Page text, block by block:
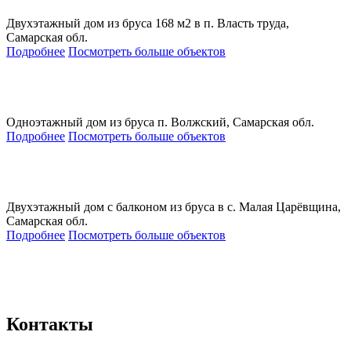
Двухэтажный дом из бруса 168 м2 в п. Власть труда,
Самарская обл.
Подробнее Посмотреть больше объектов
Одноэтажный дом из бруса п. Волжский, Самарская обл.
Подробнее Посмотреть больше объектов
Двухэтажный дом с балконом из бруса в с. Малая Царёвщина,
Самарская обл.
Подробнее Посмотреть больше объектов
Контакты